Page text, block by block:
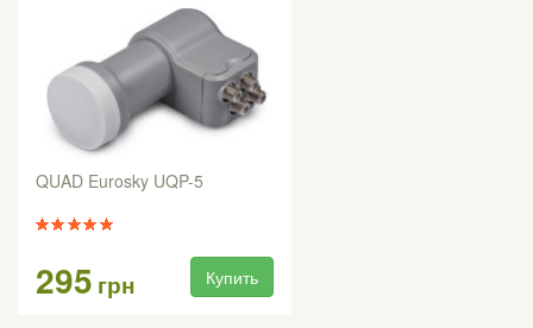
QUAD Eurosky UQP-5
295 грн Купить